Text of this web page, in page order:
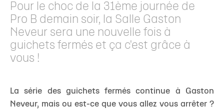
Pour le choc de la 31ème journée de
Pro B demain soir, la Salle Gaston
Neveur sera une nouvelle fois à
guichets fermés et ça c'est grâce à
vous !
La série des guichets fermés continue à Gaston
Neveur, mais ou est-ce que vous allez vous arrêter ?